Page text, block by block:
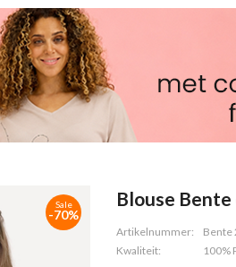
Sale
-70%
Blouse
Artikelnummer:
Bente
Kwaliteit:
100%